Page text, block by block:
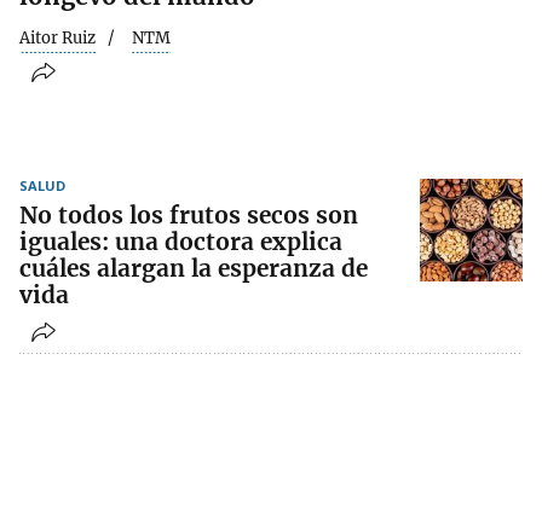
Aitor Ruiz NTM
SALUD
No todos los frutos secos son
iguales: una doctora explica
cuáles alargan la esperanza de
vida